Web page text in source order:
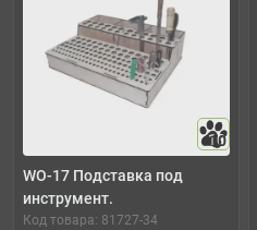
10
WO-17 Подставка под
инструмент.
Код товара: 81727-34